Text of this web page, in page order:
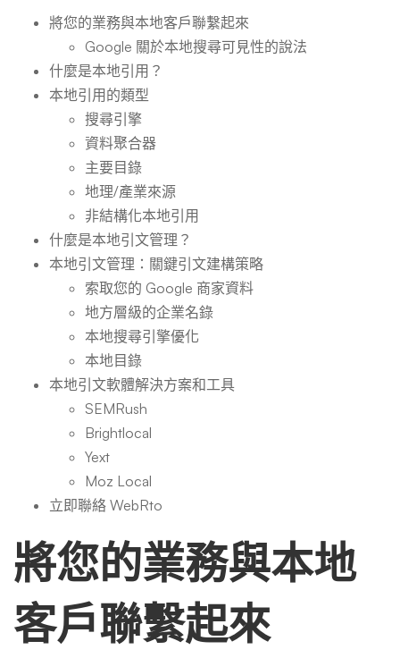
將您的業務與本地客戶聯繫起來
Google 關於本地搜尋可見性的說法
什麼是本地引用？
本地引用的類型
搜尋引擎
資料聚合器
主要目錄
地理/產業來源
非結構化本地引用
什麼是本地引文管理？
本地引文管理：關鍵引文建構策略
索取您的 Google 商家資料
地方層級的企業名錄
本地搜尋引擎優化
本地目錄
本地引文軟體解決方案和工具
SEMRush
Brightlocal
Yext
Moz Local
立即聯絡 WebRto
將您的業務與本地
客戶聯繫起來